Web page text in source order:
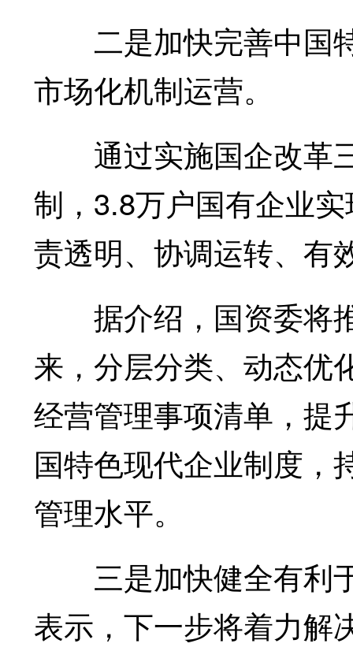
二是加快完善中国
市场化机制运营。
通过实施国企改革
制，3.8万户国有企业
责透明、协调运转、有
据介绍，国资委将
来，分层分类、动态优
经营管理事项清单，提
国特色现代企业制度，
管理水平。
三是加快健全有利
表示，下一步将着力解